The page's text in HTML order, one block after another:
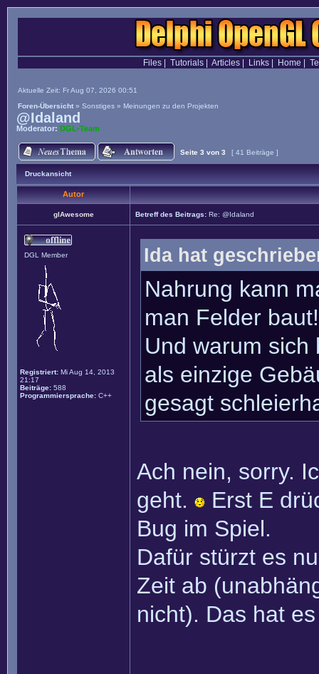
Files| Tutorials| Articles| Links| Home
Aktuelle Zeit: Fr Aug 07, 2026 00:51
Foren-Übersicht » Sonstiges » Meinungen zu den Projekten
@Idaland
Moderator: DGL-Team
Seite 3 von 3 [ 41 Beiträge ]
Druckansicht
Autor
glAwesome Betreff des Beitrags: Re: @Idaland
DGL Member
Registriert: Mi Aug 14, 2013
21:17
Beiträge: 588
Programmiersprache: C++
Ida hat
Nahrung kann
man Felder baut!
Und warum sich
als einzige
gesagt
Ach nein, sorry.
geht.
Erst E
Bug im Spiel.
Dafür stürzt es
Zeit ab
nicht). Das hat